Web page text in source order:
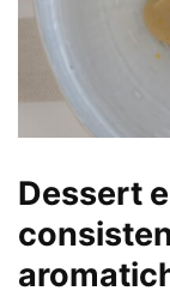
Dessert